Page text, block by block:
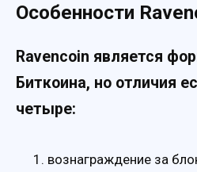
Особенности
Ravencoin является
Биткоина, но отличия
четыре:
вознаграждение за